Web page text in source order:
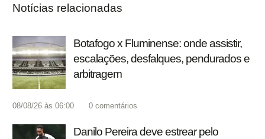
Notícias relacionadas
Botafogo x Fluminense: onde assistir,
escalações, desfalques, pendurados e
arbitragem
08/08/26 às 06:00 0 comentários
Danilo Pereira deve estrear pelo